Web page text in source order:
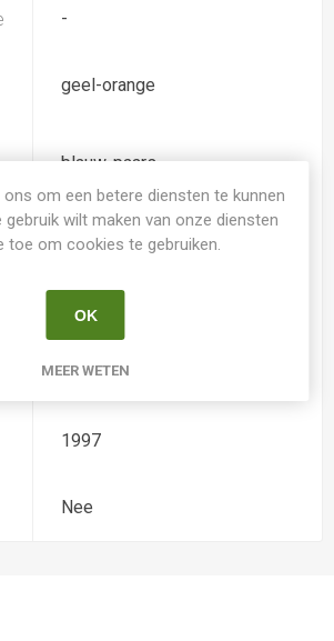
-
geel-orange
blauw-paars
IB
Iris Germanica Intermediair
Ransom
1997
Nee
om een betere diensten te kunnen
gebruik wilt maken van onze diensten
toe om cookies te gebruiken.
OK
MEER WETEN